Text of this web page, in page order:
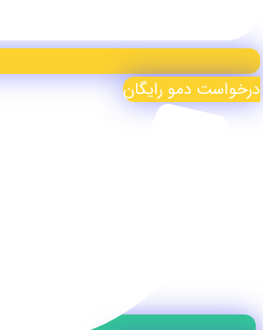
درخواست دمو رایگان